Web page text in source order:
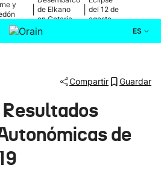
y
de Elkano
en Getaria
del 12 de
agosto
ES
Ikusmiran
Compartir Guardar
de